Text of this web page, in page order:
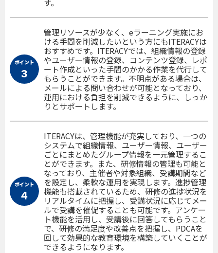
ポイント
３
管理リソースが少なく、eラーニング実施にお
ける手間を削減したいという方にもITERACYは
おすすめです。ITERACYでは、組織情報の登録
やユーザー情報の登録、コンテンツ登録、レポ
ート作成といった手間のかかる作業を代行して
もらうことができます。不明点がある場合は、
メールによる問い合わせが可能となっており、
運用における負担を削減できるように、しっか
りとサポートします。
ポイント
４
ITERACYは、管理機能が充実しており、一つの
システムで組織情報、ユーザー情報、ユーザー
ごとにまとめたグループ情報を一元管理するこ
とができます。また、研修情報の管理も可能と
なっており、主催者や対象組織、受講期間など
を設定し、柔軟な運用を実現します。進捗管理
機能も搭載されているため、研修の進捗状況を
リアルタイムに把握し、受講状況に応じてメー
ルで受講を催促することも可能です。アンケー
ト機能を活用し、受講後に回答してもらうこと
で、研修の満足度や改善点を把握し、PDCAを
回して効果的な教育環境を構築していくことが
できるようになります。